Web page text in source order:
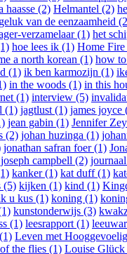
haasse (2) Helmantel (2)
van de eenzaamheid
verzamelaar (1) het
hoe lees ik (1) Home
a north korean (1) how
(1) ik ben karmozijn (1)
in the woods (1) in this
(1) interview (5)
(1) jagtlust (1) james joyce
jean gabin (1) Jennifer
(2) johan huzinga (1)
jonathan safran foer (1)
joseph campbell (2)
kanker (1) kat duff (1)
(5) kijken (1) kind (1)
u kus (1) koning (1)
kunstonderwijs (3)
(1) leesrapport (1)
Leven met
the flies (1) Louise Glück